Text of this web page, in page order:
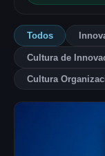
Todos
Cultura de
Cultura